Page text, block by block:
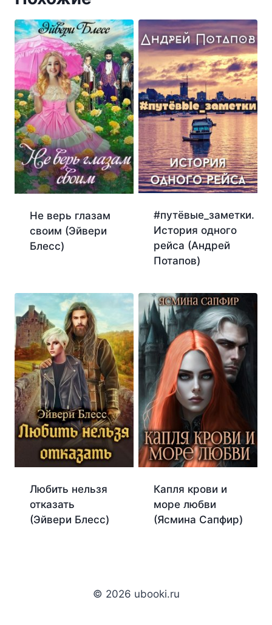
Не верь глазам
своим (Эйвери
Блесс)
#путёвые_заметки.
История одного
рейса (Андрей
Потапов)
Любить нельзя
отказать
(Эйвери Блесс)
Капля крови и
море любви
(Ясмина Сапфир)
© 2026 ubooki.ru